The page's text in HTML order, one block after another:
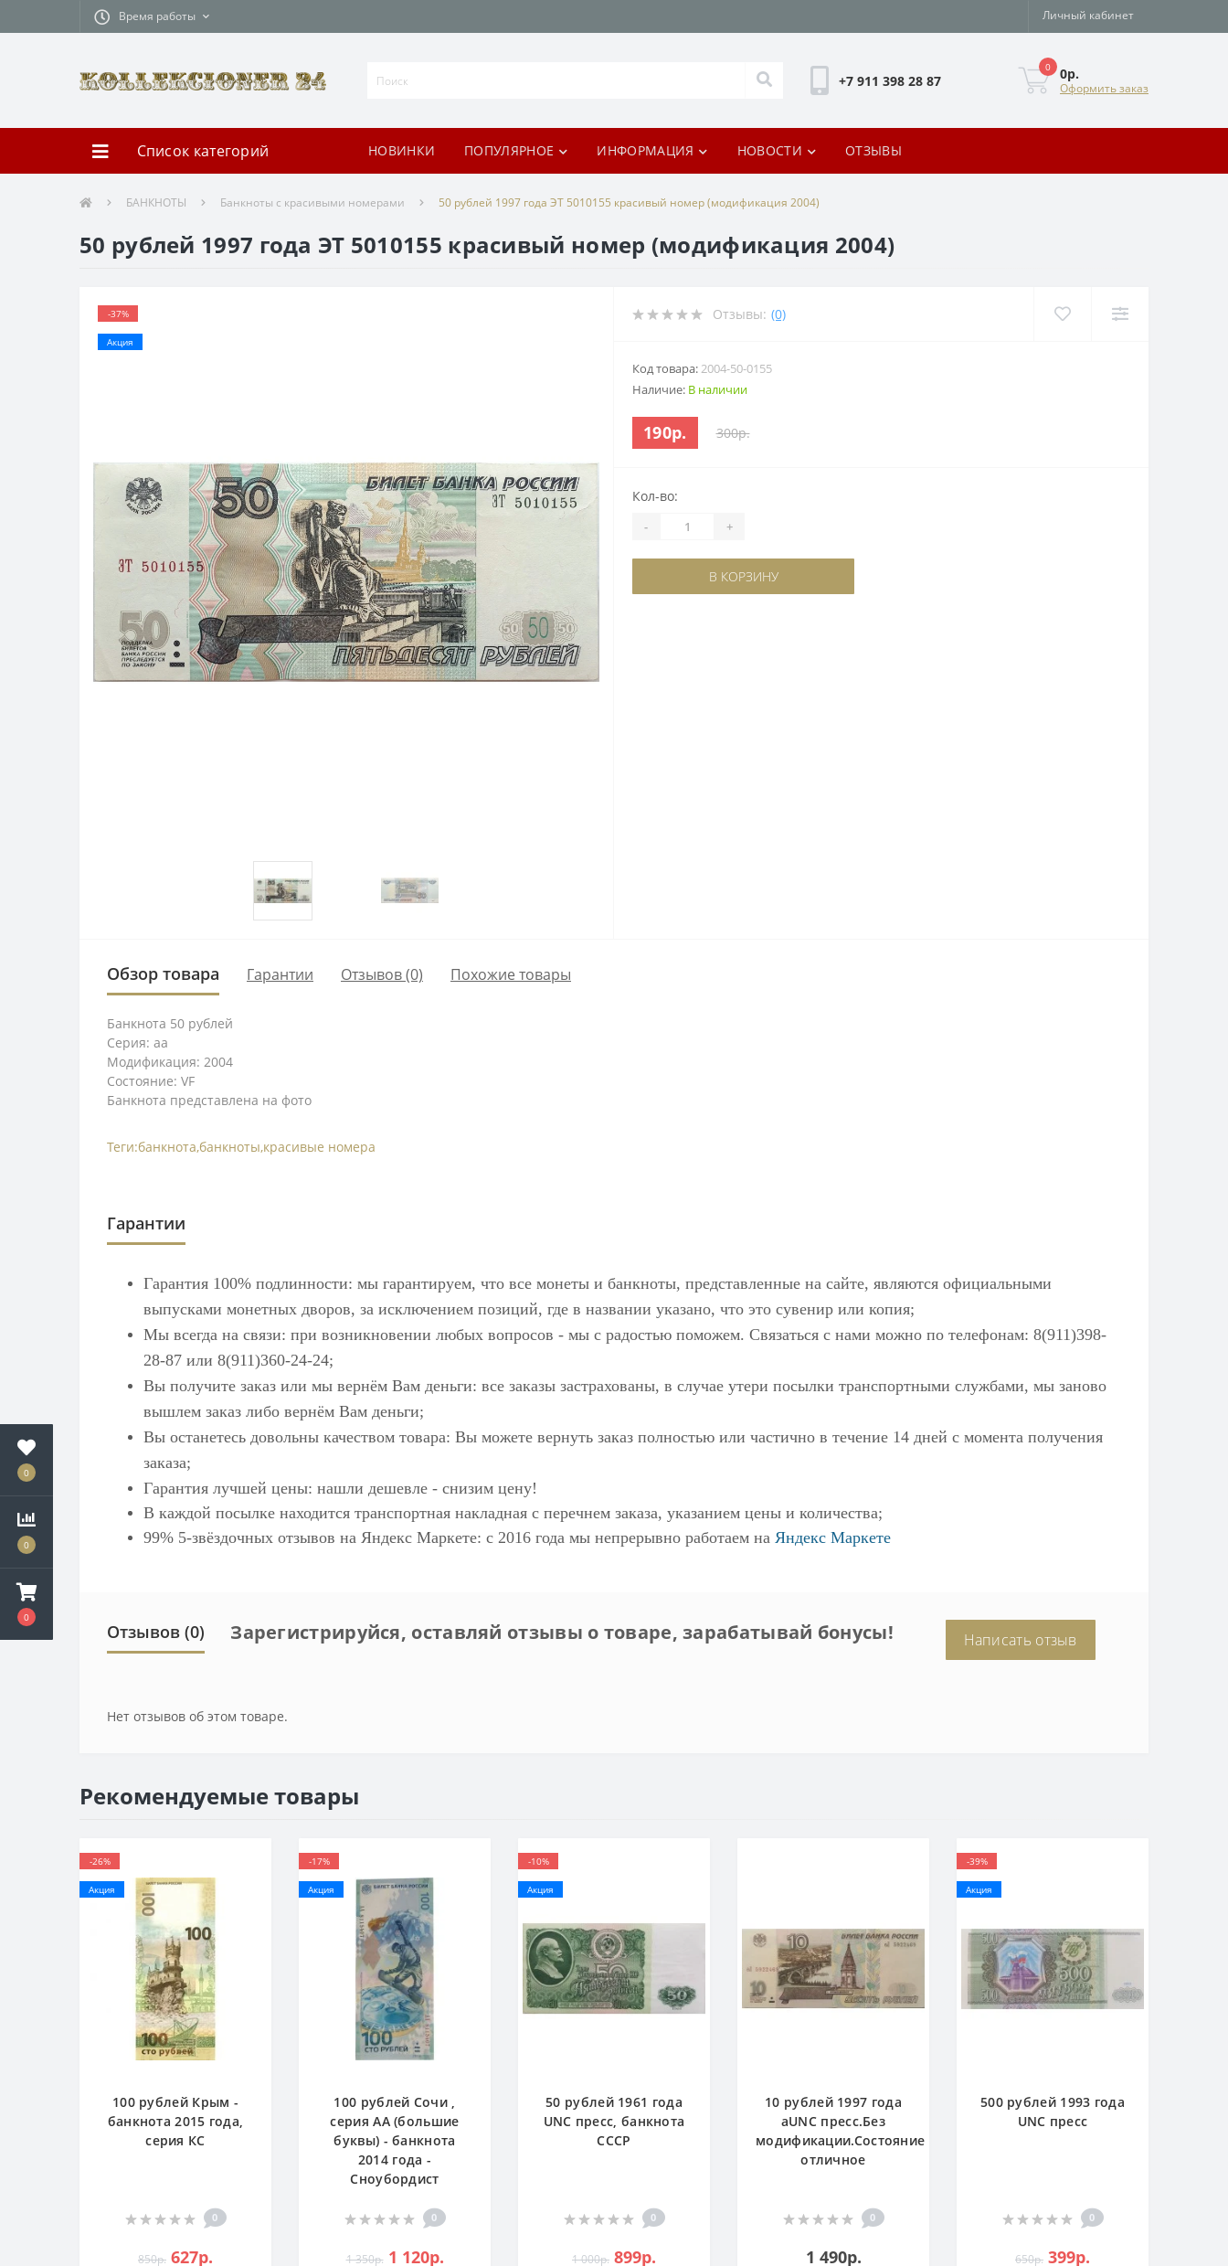
0
0
0
Время работы Личный кабинет
+7 911 398 28 87
0 0р.
Оформить заказ
Список категорий НОВИНКИ ПОПУЛЯРНОЕ ИНФОРМАЦИЯ НОВОСТИ ОТЗЫВЫ
БАНКНОТЫ Банкноты с красивыми номерами 50 рублей 1997 года ЭТ 5010155 красивый номер (модификация 2004)
50 рублей 1997 года ЭТ 5010155 красивый номер (модификация 2004)
-37%
Акция
Отзывы: (0)
Код товара:2004-50-0155
Наличие: В наличии
190р. 300р.
Кол-во:
- +
В КОРЗИНУ
Обзор товара Гарантии Отзывов (0) Похожие товары
Банкнота 50 рублей
Серия: аа
Модификация: 2004
Состояние: VF
Банкнота представлена на фото
Теги:банкнота,банкноты,красивые номера
Гарантии
Гарантия 100% подлинности: мы гарантируем, что все монеты и банкноты, представленные на сайте, являются официальными
выпусками монетных дворов, за исключением позиций, где в названии указано, что это сувенир или копия;
Мы всегда на связи: при возникновении любых вопросов - мы с радостью поможем. Связаться с нами можно по телефонам: 8(911)398-
28-87 или 8(911)360-24-24;
Вы получите заказ или мы вернём Вам деньги: все заказы застрахованы, в случае утери посылки транспортными службами, мы заново
вышлем заказ либо вернём Вам деньги;
Вы останетесь довольны качеством товара: Вы можете вернуть заказ полностью или частично в течение 14 дней с момента получения
заказа;
Гарантия лучшей цены: нашли дешевле - снизим цену!
В каждой посылке находится транспортная накладная с перечнем заказа, указанием цены и количества;
99% 5-звёздочных отзывов на Яндекс Маркете: с 2016 года мы непрерывно работаем на Яндекс Маркете
Отзывов (0) Зарегистрируйся, оставляй отзывы о товаре, зарабатывай бонусы! Написать отзыв
Нет отзывов об этом товаре.
Рекомендуемые товары
-26%
Акция
100 рублей Крым -
банкнота 2015 года,
серия КС
0
850р. 627р.
-17%
Акция
100 рублей Сочи ,
серия AA (большие
буквы) - банкнота
2014 года -
Сноубордист
0
1 350р. 1 120р.
-10%
Акция
50 рублей 1961 года
UNC пресс, банкнота
СССР
0
1 000р. 899р.
10 рублей 1997 года
аUNC пресс.Без
модификации.Состояние
отличное
0
1 490р.
-39%
Акция
500 рублей 1993 года
UNC пресс
0
650р. 399р.